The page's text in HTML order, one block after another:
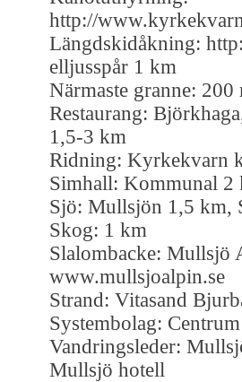
http://
Längdskidåkning:
elljusspår 1 km
Närmaste granne: 200
Restaurang:
1,5-3 km
Ridning: Kyrkekvarn
Simhall: Kommunal 2
Sjö: Mullsjön 1,5 km,
Skog: 1 km
Slalombacke: Mullsjö
www.mullsjoalpin.se
Strand: Vitasand
Systembolag:
Vandringsleder:
Mullsjö hotell